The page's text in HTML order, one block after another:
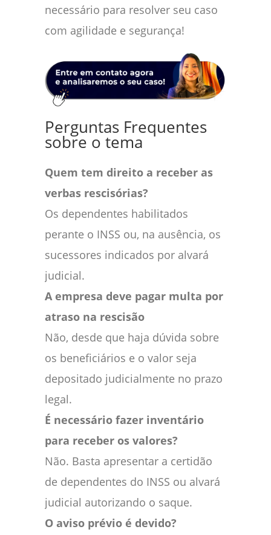
necessário para resolver seu caso
com agilidade e segurança!
Perguntas Frequentes
sobre o tema
Quem tem direito a receber as
verbas rescisórias?
Os dependentes habilitados
perante o INSS ou, na ausência, os
sucessores indicados por alvará
judicial.
A empresa deve pagar multa por
atraso na rescisão
Não, desde que haja dúvida sobre
os beneficiários e o valor seja
depositado judicialmente no prazo
legal.
É necessário fazer inventário
para receber os valores?
Não. Basta apresentar a certidão
de dependentes do INSS ou alvará
judicial autorizando o saque.
O aviso prévio é devido?